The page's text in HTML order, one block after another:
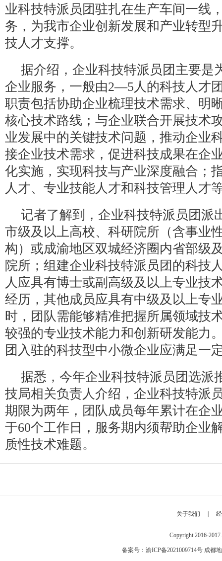
业科技特派员团驻扎在生产车间一线
务，为我市企业创新发展和产业转型
技人才支撑。
据介绍，企业科技特派员团主要是
企业服务，一般由2—5人的科技人才
职责包括协助企业梳理技术需求、明
核心技术路线；与企业联合开展技术
业发展中的关键技术问题，推动企业
接企业技术需求，促进科技成果在企
化实施，实现科技与产业深度融合；
人才、专业技能人才和科技管理人才
记者了解到，企业科技特派员团派
市级及以上高校、科研院所（含事业
构）或成渝地区双城经济圈内省部级
院所；组建企业科技特派员团的科技
人应具有博士或副高级及以上专业技
经历，其他成员应具有中级及以上专
时，团队需能够精准把握所属领域技
较强的专业技术能力和创新研发能力
团入驻的科技型中小微企业应满足一
据悉，今年企业科技特派员团选派
技局相关负责人介绍，企业科技特派
期限为两年，团队成员每年累计在企
于60个工作日，服务期内须帮助企业
质性技术难题。
关于我们
Copyright 2016-
备案号： 渝ICP备2021009714号 成都